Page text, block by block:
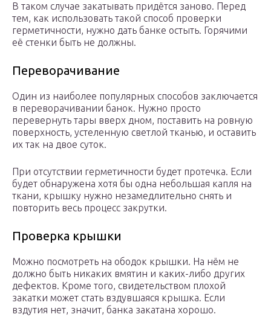
В таком случае закатывать придётся заново. Перед
тем, как использовать такой способ проверки
герметичности, нужно дать банке остыть. Горячими
её стенки быть не должны.
Переворачивание
Один из наиболее популярных способов заключается
в переворачивании банок. Нужно просто
перевернуть тары вверх дном, поставить на ровную
поверхность, устеленную светлой тканью, и оставить
их так на двое суток.
При отсутствии герметичности будет протечка. Если
будет обнаружена хотя бы одна небольшая капля на
ткани, крышку нужно незамедлительно снять и
повторить весь процесс закрутки.
Проверка крышки
Можно посмотреть на ободок крышки. На нём не
должно быть никаких вмятин и каких-либо других
дефектов. Кроме того, свидетельством плохой
закатки может стать вздувшаяся крышка. Если
вздутия нет, значит, банка закатана хорошо.